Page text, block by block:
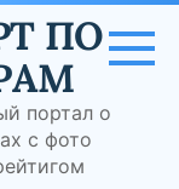
ПО
портал о
с фото